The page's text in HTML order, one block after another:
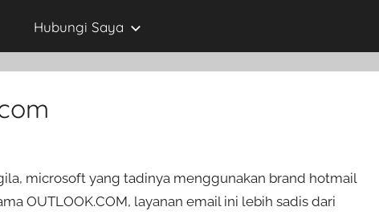
Hubungi Saya
microsoft yang tadinya menggunakan brand hotmail
OUTLOOK.COM, layanan email ini lebih sadis dari